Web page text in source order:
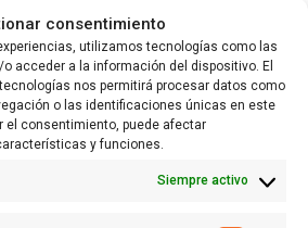
consentimiento
utilizamos tecnologías como las
acceder a la información del dispositivo. El
nos permitirá procesar datos como
o las identificaciones únicas en este
el consentimiento, puede afectar
y funciones.
Siempre activo
Español